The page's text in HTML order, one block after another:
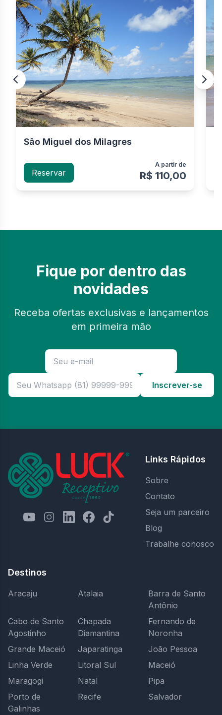
São Miguel dos Milagres
Reservar
A partir de
R$ 110,00
Fique por dentro das
novidades
Receba ofertas exclusivas e lançamentos
em primeira mão
Inscrever-se
Links Rápidos
Sobre
Contato
Seja um parceiro
Blog
Trabalhe conosco
Destinos
Aracaju Atalaia
Barra de Santo
Antônio
Cabo de Santo
Agostinho
Chapada
Diamantina
Fernando de
Noronha
Grande Maceió
Japaratinga
João Pessoa
Linha Verde
Litoral Sul
Maceió
Maragogi
Natal
Pipa
Porto de
Galinhas
Recife Salvador